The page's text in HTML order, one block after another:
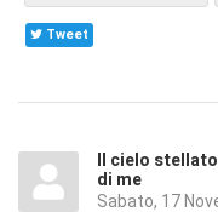
Tweet
Il cielo
di me
Sabato, 17